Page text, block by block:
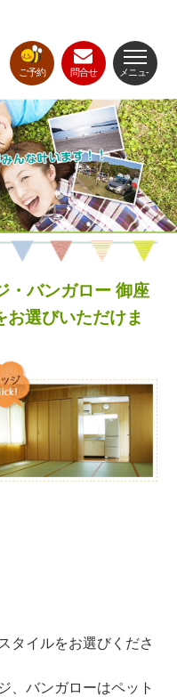
問合せ
ご予約 メニュ-
・バンガロー 御座
選びいただけま
タイルをお選びくださ
、バンガローはペット